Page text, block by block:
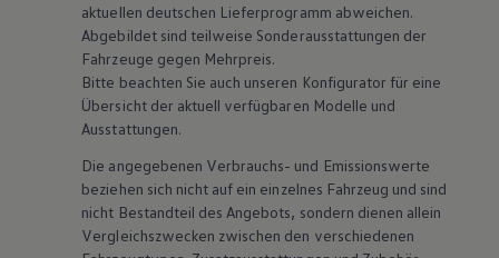
aktuellen deutschen Lieferprogramm abweichen.
Abgebildet sind teilweise Sonderausstattungen der
Fahrzeuge gegen Mehrpreis.
Bitte beachten Sie auch unseren Konfigurator für eine
Übersicht der aktuell verfügbaren Modelle und
Ausstattungen.
Die angegebenen Verbrauchs- und Emissionswerte
beziehen sich nicht auf ein einzelnes Fahrzeug und sind
nicht Bestandteil des Angebots, sondern dienen allein
Vergleichszwecken zwischen den verschiedenen